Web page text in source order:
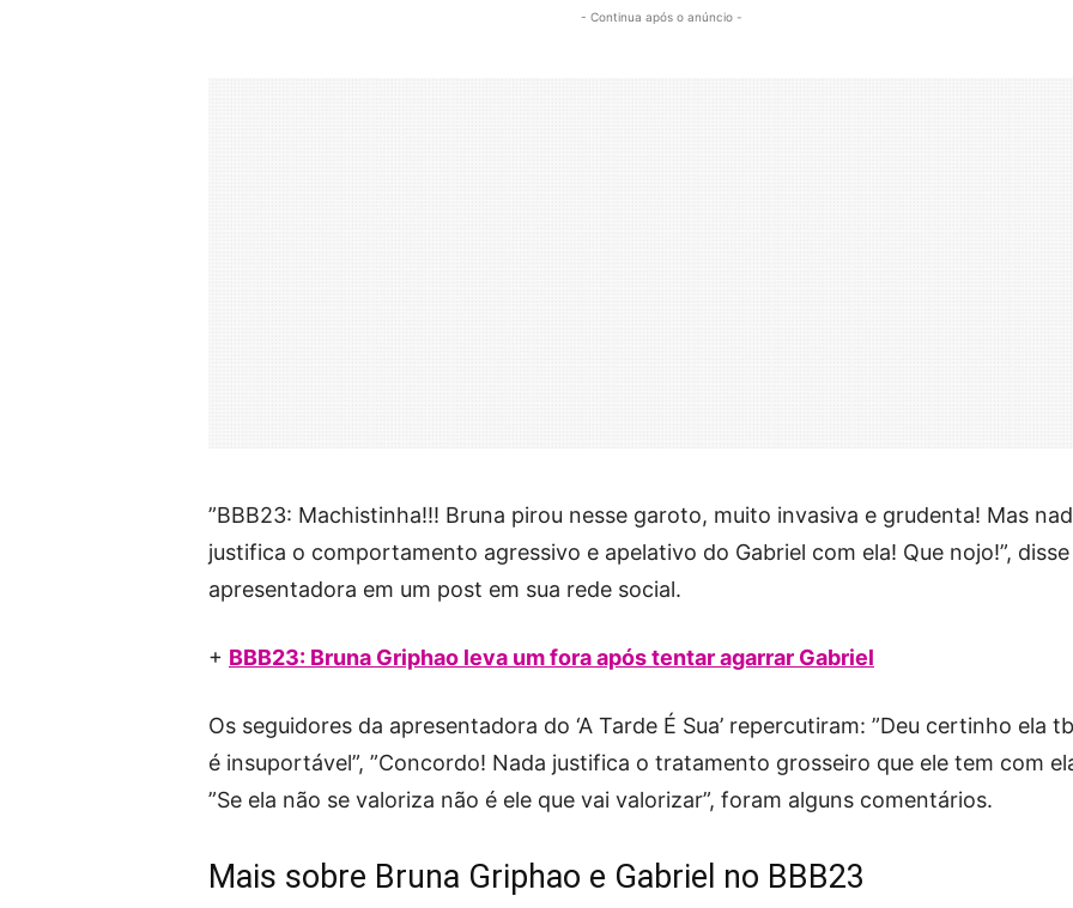
- Continua após o anúncio -
”BBB23: Machistinha!!! Bruna pirou nesse garoto, muito invasiva e grudenta! Mas
justifica o comportamento agressivo e apelativo do Gabriel com ela! Que nojo!”, disse
apresentadora em um post em sua rede social.
+ BBB23: Bruna Griphao leva um fora após tentar agarrar Gabriel
Os seguidores da apresentadora do ‘A Tarde É Sua’ repercutiram: ”Deu certinho ela
é insuportável”, ”Concordo! Nada justifica o tratamento grosseiro que ele tem com
”Se ela não se valoriza não é ele que vai valorizar”, foram alguns comentários.
Mais sobre Bruna Griphao e Gabriel no BBB23